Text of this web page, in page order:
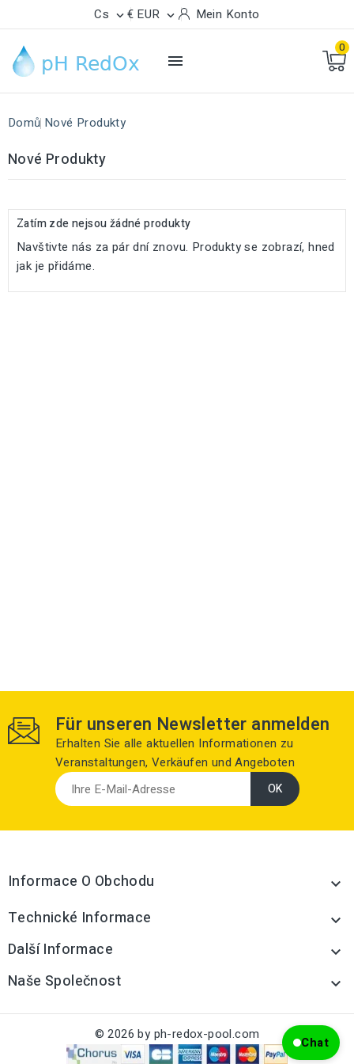
Cs  € EUR  Mein Konto

0
Domů Nové Produkty
Nové Produkty
Zatím zde nejsou žádné produkty
Navštivte nás za pár dní znovu. Produkty se zobrazí, hned
jak je přidáme.
Für unseren Newsletter anmelden
Erhalten Sie alle aktuellen Informationen zu
Veranstaltungen, Verkäufen und Angeboten
Informace O Obchodu 
Technické Informace 
Další Informace 
Naše Společnost 
© 2026 by ph-redox-pool.com Chat